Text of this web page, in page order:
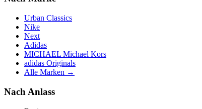
Urban Classics
Nike
Next
Adidas
MICHAEL Michael Kors
adidas Originals
Alle Marken →
Nach Anlass